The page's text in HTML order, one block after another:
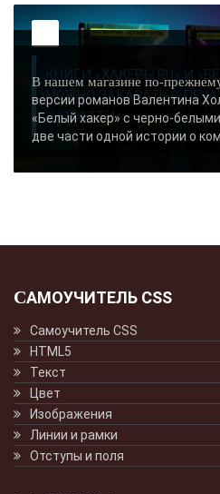
КНИГИ «ХАКЕРЫ.RU» И
МОЖНО ЗАКАЗАТЬ В
«НОВОСТИ»..
В нашем магазине по-
версии романов Валентина
«Белый хакер» с черно-
две части одной истории о
САМОУЧИТЕЛЬ CSS
Самоучитель CSS
HTML5
Текст
Цвет
Изображения
Линии и рамки
Отступы и поля